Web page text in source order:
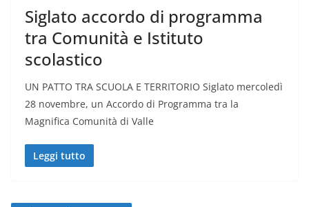
Siglato accordo di programma
tra Comunità e Istituto
scolastico
UN PATTO TRA SCUOLA E TERRITORIO Siglato mercoledì
28 novembre, un Accordo di Programma tra la
Magnifica Comunità di Valle
Leggi tutto